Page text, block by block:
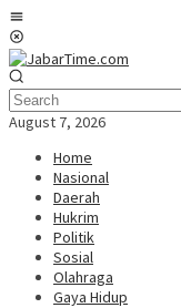
Skip
to
content
August 7, 2026
Home
Nasional
Daerah
Hukrim
Politik
Sosial
Olahraga
Gaya Hidup